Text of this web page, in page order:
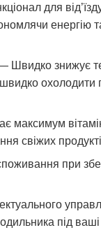
для
енергію
Швидко знижує
охолодити
максимум
свіжих
при
під